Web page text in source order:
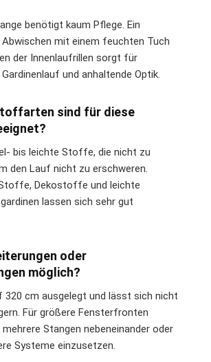
benötigt kaum Pflege. Ein
mit einem feuchten Tuch
der Innenlaufrillen sorgt für
und anhaltende Optik.
sind für diese
bis leichte Stoffe, die nicht zu
den Lauf nicht zu erschweren.
Dekostoffe und leichte
lassen sich sehr gut
oder
möglich?
320 cm ausgelegt und lässt sich nicht
Für größere Fensterfronten
Stangen nebeneinander oder
Systeme einzusetzen.